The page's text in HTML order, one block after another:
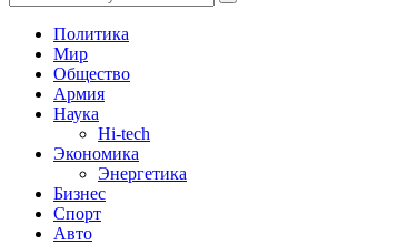
Политика
Мир
Общество
Армия
Наука
Hi-tech
Экономика
Энергетика
Бизнес
Спорт
Авто